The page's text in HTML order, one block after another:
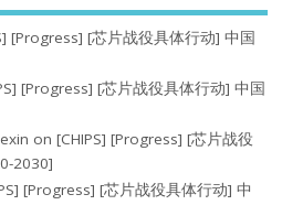
[Progress] [芯片战役具体行动] 中国
[Progress] [芯片战役具体行动] 中国
on[CHIPS] [Progress] [芯片战役
2030]
[Progress] [芯片战役具体行动] 中